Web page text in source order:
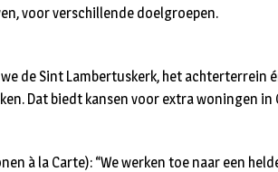
voor verschillende doelgroepen.
de Sint Lambertuskerk, het achterterrein
Dat biedt kansen voor extra woningen
à la Carte): “We werken toe naar een